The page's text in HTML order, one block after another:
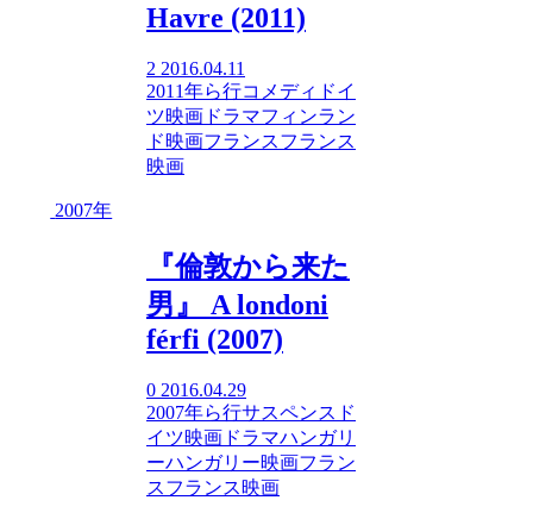
Havre (2011)
2 2016.04.11
2011年ら行コメディ ドイ
ツ映画 ドラマフィンラン
ド映画フランスフランス
映画
2007年
『倫敦から来た
男』 A londoni
férfi (2007)
0 2016.04.29
2007年ら行サスペンス ド
イツ映画 ドラマハンガリ
ーハンガリー映画フラン
スフランス映画